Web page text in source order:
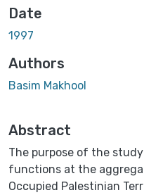
Date
1997
Authors
Basim Makhool
Abstract
The purpose of the
functions at the
Occupied Palestinian